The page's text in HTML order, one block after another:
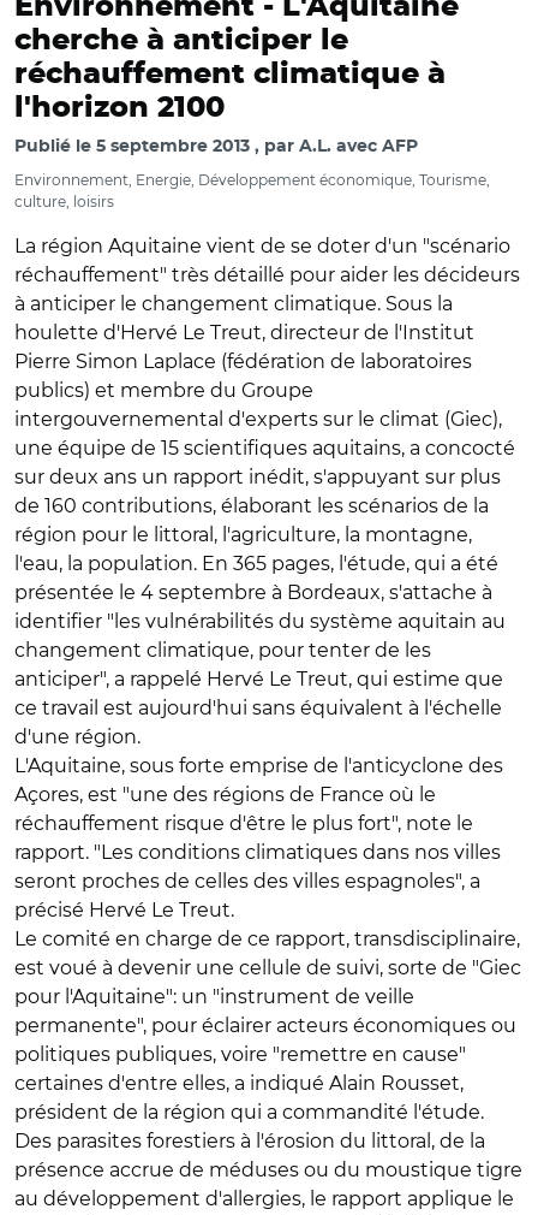
Environnement - L'Aquitaine
cherche à anticiper le
réchauffement climatique à
l'horizon 2100
Publié le 5 septembre 2013 par A.L. avec AFP
Environnement, Energie, Développement économique, Tourisme,
culture, loisirs
La région Aquitaine vient de se doter d'un "scénario
réchauffement" très détaillé pour aider les décideurs
à anticiper le changement climatique. Sous la
houlette d'Hervé Le Treut, directeur de l'Institut
Pierre Simon Laplace (fédération de laboratoires
publics) et membre du Groupe
intergouvernemental d'experts sur le climat (Giec),
une équipe de 15 scientifiques aquitains, a concocté
sur deux ans un rapport inédit, s'appuyant sur plus
de 160 contributions, élaborant les scénarios de la
région pour le littoral, l'agriculture, la montagne,
l'eau, la population. En 365 pages, l'étude, qui a été
présentée le 4 septembre à Bordeaux, s'attache à
identifier "les vulnérabilités du système aquitain au
changement climatique, pour tenter de les
anticiper", a rappelé Hervé Le Treut, qui estime que
ce travail est aujourd'hui sans équivalent à l'échelle
d'une région.
L'Aquitaine, sous forte emprise de l'anticyclone des
Açores, est "une des régions de France où le
réchauffement risque d'être le plus fort", note le
rapport. "Les conditions climatiques dans nos villes
seront proches de celles des villes espagnoles", a
précisé Hervé Le Treut.
Le comité en charge de ce rapport, transdisciplinaire,
est voué à devenir une cellule de suivi, sorte de "Giec
pour l'Aquitaine": un "instrument de veille
permanente", pour éclairer acteurs économiques ou
politiques publiques, voire "remettre en cause"
certaines d'entre elles, a indiqué Alain Rousset,
président de la région qui a commandité l'étude.
Des parasites forestiers à l'érosion du littoral, de la
présence accrue de méduses ou du moustique tigre
au développement d'allergies, le rapport applique le